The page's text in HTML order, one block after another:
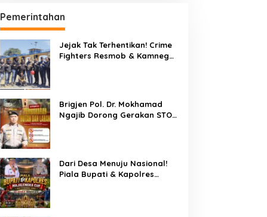
Pemerintahan
Jejak Tak Terhentikan! Crime
Fighters Resmob & Kamneg
Apresiasi Mengalir Untuk Ipda
Ahmad Haris dan Aiptu
Syahrir, Kerja Senyap Polisi
Brigjen Pol. Dr. Mokhamad
Ngajib Dorong Gerakan STOP
Dari Desa Menuju Nasional!
Piala Bupati & Kapolres